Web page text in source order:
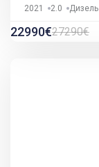
2021 2.0 Дизель
22990€27290€